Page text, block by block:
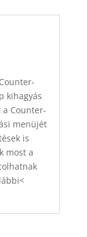
kihagyás
Counter-
menüjét
is
most a